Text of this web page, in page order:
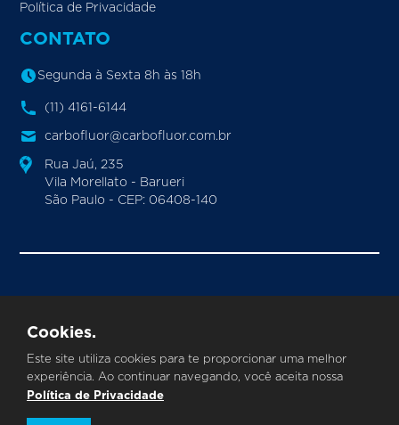
Política de Privacidade
CONTATO
Segunda à Sexta 8h às 18h
(11) 4161-6144
carbofluor@carbofluor.com.br
Rua Jaú, 235
Vila Morellato - Barueri
São Paulo - CEP: 06408-140
CARBOFLUOR INDUSTRIA E COMERCIO DE VALVULAS
E POLIMEROS LTDA.
Cookies.
Este site utiliza cookies para te proporcionar uma melhor
experiência. Ao continuar navegando, você aceita nossa
Política de Privacidade